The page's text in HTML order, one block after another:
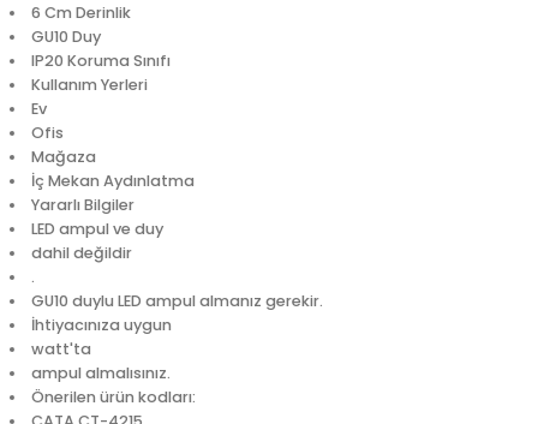
6 Cm Derinlik
GU10 Duy
IP20 Koruma Sınıfı
Kullanım Yerleri
Ev
Ofis
Mağaza
İç Mekan Aydınlatma
Yararlı Bilgiler
LED ampul ve duy
dahil değildir
.
GU10 duylu LED ampul almanız gerekir.
İhtiyacınıza uygun
watt'ta
ampul almalısınız.
Önerilen ürün kodları: